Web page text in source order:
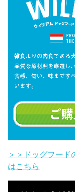
＞＞ドッグフード
はこちら